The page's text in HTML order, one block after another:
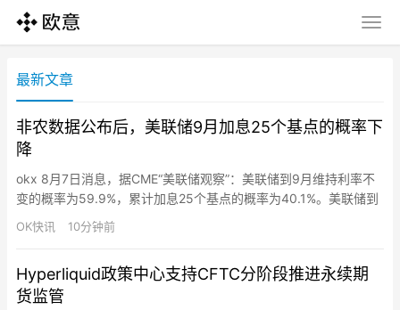
最新文章
非农数据公布后，美联储9月加息25个基点的概率下
降
okx 8月7日消息，据CME“美联储观察”：美联储到9月维持利率不
变的概率为59.9%，累计加息25个基点的概率为40.1%。美联储到
10月维持利率不变的概率为45.3%，累计加息25个基点的概率为
44.9%，累计加息50个基点的概率为9.8%。
OK快讯 10分钟前
Hyperliquid政策中心支持CFTC分阶段推进永续期
货监管